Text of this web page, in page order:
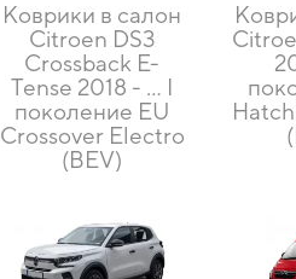
Коврики в салон
Citroen DS3
Crossback E-
Tense 2018 - … I
поколение EU
Crossover Electro
(BEV)